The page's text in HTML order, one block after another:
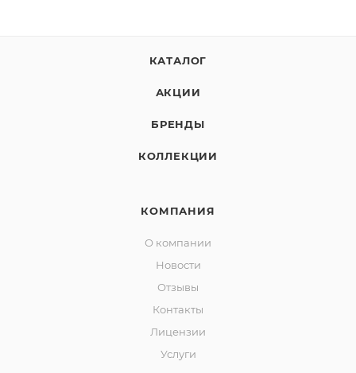
КАТАЛОГ
АКЦИИ
БРЕНДЫ
КОЛЛЕКЦИИ
КОМПАНИЯ
О компании
Новости
Отзывы
Контакты
Лицензии
Услуги